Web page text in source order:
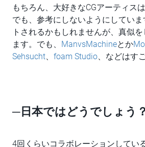
もちろん、大好きなCGアーティス
でも、参考にしないようにしてい
トされるかもしれませんが、真似
ます。でも、 ManvsMachineとか
Sehsucht
foam Studio 、などはす
─日本ではどうでしょう？
4回くらいコラボレーションしてい